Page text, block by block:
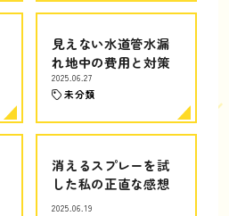
見えない水道管水漏
れ地中の費用と対策
2025.06.27
未分類
消えるスプレーを試
した私の正直な感想
2025.06.19